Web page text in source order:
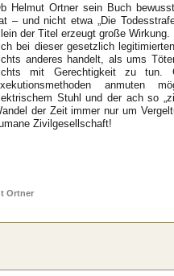
Helmut Ortner sein Buch
– und nicht etwa „Die
der Titel erzeugt große
bei dieser gesetzlich
anderes handelt, als ums
mit Gerechtigkeit zu tun.
anmuten
Stuhl und der ach so
der Zeit immer nur um
Zivilgesellschaft!
Ortner